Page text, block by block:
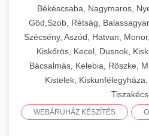
Békéscsaba, Nagymaros,
Göd,Szob, Rétság,
Szécsény, Aszód, Hatvan,
Kiskőrös, Kecel, Dusnok,
Bácsalmás, Kelebia, Röszke,
Kistelek,
WEBÁRUHÁZ KÉSZÍTÉS